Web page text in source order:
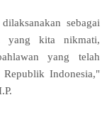
sebagai
yang kita nikmati,
yang telah
Indonesia,"